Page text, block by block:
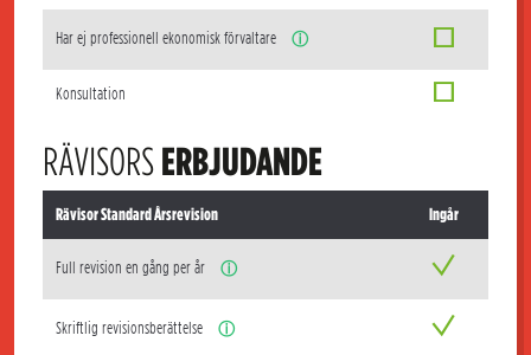
Har ej professionell ekonomisk förvaltare ⓘ
Konsultation
RÄVISORSERBJUDANDE
Rävisor Standard Årsrevision Ingår
Full revision en gång per år ⓘ
Skriftlig revisionsberättelse ⓘ